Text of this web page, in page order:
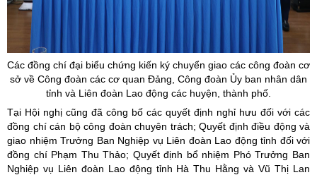
Các đồng chí đại biểu chứng kiến ký chuyển giao các công đoàn cơ
sở về Công đoàn các cơ quan Đảng, Công đoàn Ủy ban nhân dân
tỉnh và Liên đoàn Lao động các huyện, thành phố.
Tại Hội nghị cũng đã công bố các quyết định nghỉ hưu đối với các
đồng chí cán bộ công đoàn chuyên trách; Quyết định điều động và
giao nhiệm Trưởng Ban Nghiệp vụ Liên đoàn Lao động tỉnh đối với
đồng chí Phạm Thu Thảo; Quyết định bổ nhiệm Phó Trưởng Ban
Nghiệp vụ Liên đoàn Lao động tỉnh Hà Thu Hằng và Vũ Thị Lan